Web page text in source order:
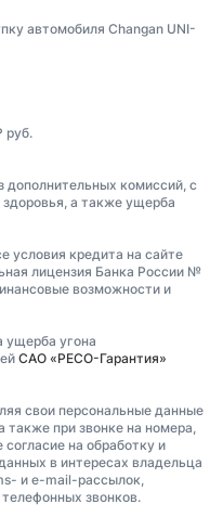
автомобиля Changan UNI-
руб.
дополнительных комиссий, с
а также ущерба
условия кредита на сайте
лицензия Банка России №
возможности и
ущерба угона
САО «РЕСО-Гарантия»
свои персональные данные
при звонке на номера,
на обработку и
в интересах владельца
и e-mail-рассылок,
звонков.